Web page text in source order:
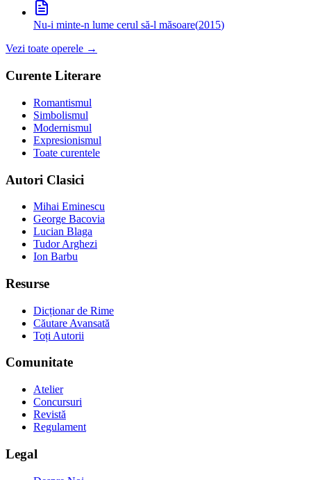
Nu-i minte-n lume cerul să-l măsoare(2015)
Vezi toate operele →
Curente Literare
Romantismul
Simbolismul
Modernismul
Expresionismul
Toate curentele
Autori Clasici
Mihai Eminescu
George Bacovia
Lucian Blaga
Tudor Arghezi
Ion Barbu
Resurse
Dicționar de Rime
Căutare Avansată
Toți Autorii
Comunitate
Atelier
Concursuri
Revistă
Regulament
Legal